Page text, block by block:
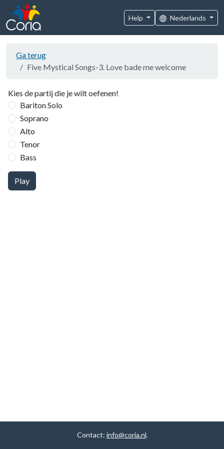
Help Nederlands
Ga terug
Five Mystical Songs-3. Love bade me welcome
Kies de partij die je wilt oefenen!
Bariton Solo
Soprano
Alto
Tenor
Bass
Play
Contact: info@coria.nl.